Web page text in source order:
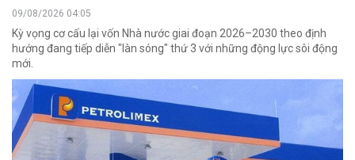
09/08/2026 04:05
Kỳ vọng cơ cấu lại vốn Nhà nước giai đoạn 2026–2030 theo định
hướng đang tiếp diễn "làn sóng" thứ 3 với những động lực sôi động
mới.